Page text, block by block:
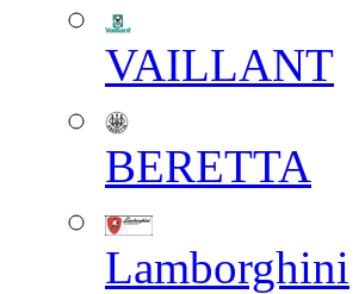
VAILLANT
BERETTA
Lamborghini